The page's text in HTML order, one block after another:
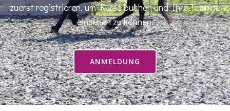
zuerst registrieren, um Kurse buchen und Ihre Termine
einsehen zu können.
ANMELDUNG